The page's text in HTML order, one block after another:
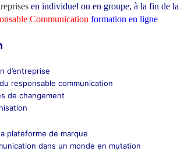
en individuel ou en groupe, à la fin de la
Communication formation en ligne
d’entreprise
responsable communication
de changement
plateforme de marque
dans un monde en mutation